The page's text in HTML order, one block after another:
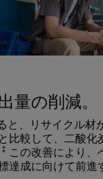
量の削減。
と、リサイクル材
比較して、二酸化
‡ この改善により、
達成に向けて前進